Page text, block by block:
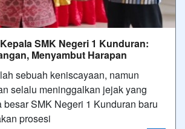
SMK Negeri 1 Kunduran:
Menyambut Harapan
sebuah keniscayaan, namun
selalu meninggalkan jejak yang
SMK Negeri 1 Kunduran baru
prosesi